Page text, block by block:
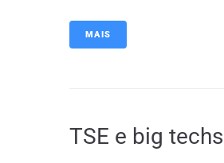
MAIS
TSE e big